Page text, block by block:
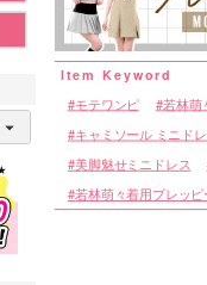
モテワンピ 若林萌
キャミソール ミニド
美脚魅せミニドレス
若林萌々着用プレッピ